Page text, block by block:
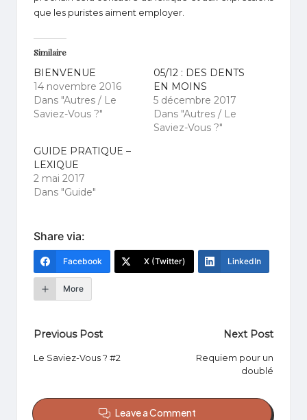
que les puristes aiment employer.
Similaire
BIENVENUE
14 novembre 2016
Dans "Autres / Le
Saviez-Vous ?"
05/12 : DES DENTS
EN MOINS
5 décembre 2017
Dans "Autres / Le
Saviez-Vous ?"
GUIDE PRATIQUE –
LEXIQUE
2 mai 2017
Dans "Guide"
Share via:
Facebook X (Twitter) LinkedIn
More
Post
navigation
Previous Post
Le Saviez-Vous ? #2
Next Post
Requiem pour un
doublé
Leave a Comment